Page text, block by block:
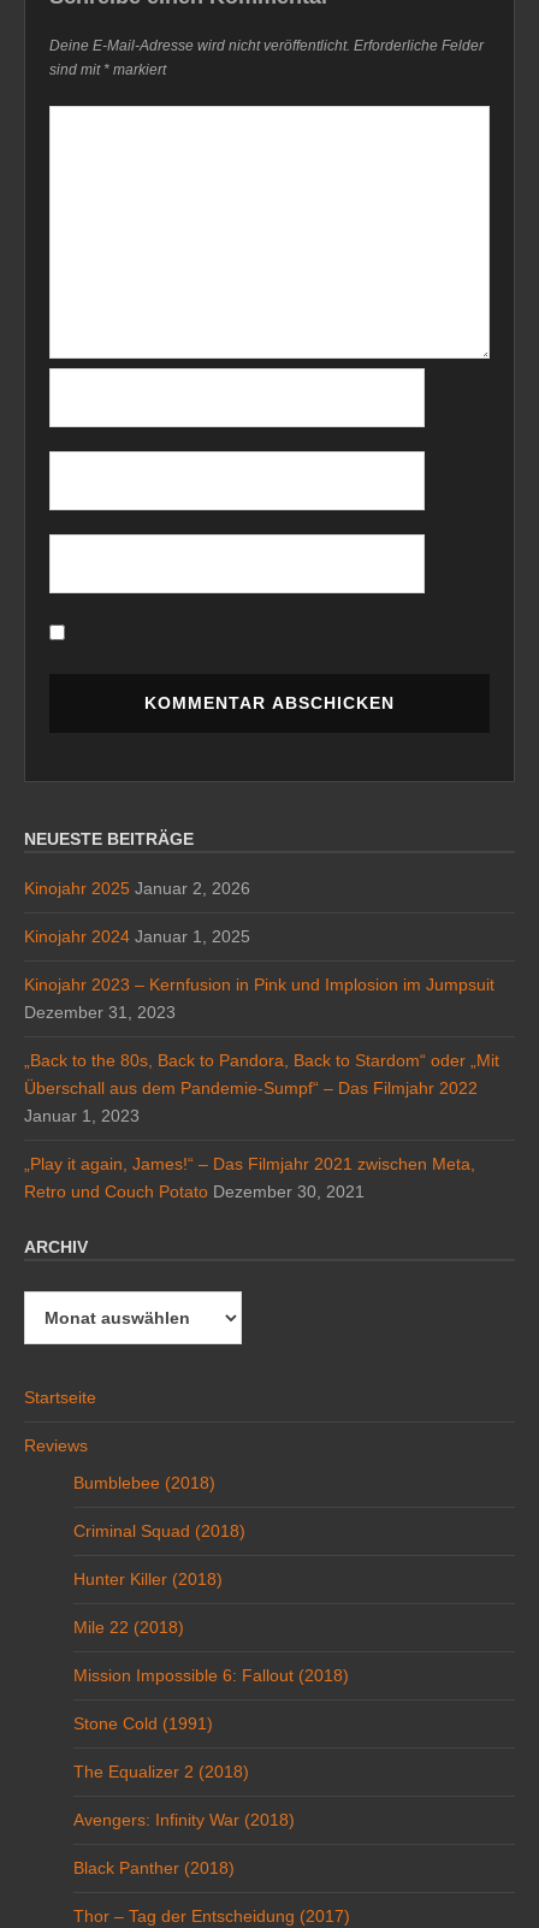
Deine E-Mail-Adresse wird nicht veröffentlicht. Erforderliche Felder
sind mit * markiert
NEUESTE BEITRÄGE
Kinojahr 2025 Januar 2, 2026
Kinojahr 2024 Januar 1, 2025
Kinojahr 2023 – Kernfusion in Pink und Implosion im Jumpsuit
Dezember 31, 2023
„Back to the 80s, Back to Pandora, Back to Stardom“ oder „Mit
Überschall aus dem Pandemie-Sumpf“ – Das Filmjahr 2022
Januar 1, 2023
„Play it again, James!“ – Das Filmjahr 2021 zwischen Meta,
Retro und Couch Potato Dezember 30, 2021
ARCHIV
Archiv
Startseite
Reviews
Bumblebee (2018)
Criminal Squad (2018)
Hunter Killer (2018)
Mile 22 (2018)
Mission Impossible 6: Fallout (2018)
Stone Cold (1991)
The Equalizer 2 (2018)
Avengers: Infinity War (2018)
Black Panther (2018)
Thor – Tag der Entscheidung (2017)